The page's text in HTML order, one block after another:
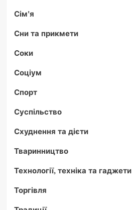
Сім'я
Сни та прикмети
Соки
Соціум
Спорт
Суспільство
Схуднення та дієти
Тваринництво
Технології, техніка та гаджети
Торгівля